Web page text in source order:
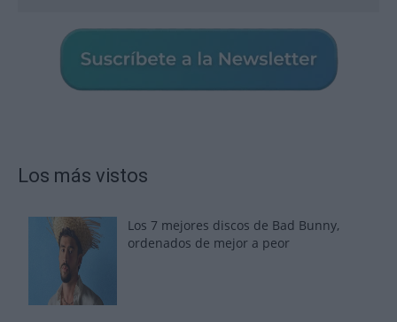
Los más vistos
Los 7 mejores discos de Bad Bunny,
ordenados de mejor a peor